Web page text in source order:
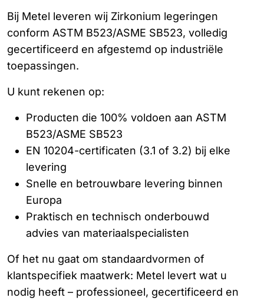
Bij Metel leveren wij Zirkonium legeringen
conform ASTM B523/ASME SB523, volledig
gecertificeerd en afgestemd op industriële
toepassingen.
U kunt rekenen op:
Producten die 100% voldoen aan ASTM
B523/ASME SB523
EN 10204-certificaten (3.1 of 3.2) bij elke
levering
Snelle en betrouwbare levering binnen
Europa
Praktisch en technisch onderbouwd
advies van materiaalspecialisten
Of het nu gaat om standaardvormen of
klantspecifiek maatwerk: Metel levert wat u
nodig heeft – professioneel, gecertificeerd en